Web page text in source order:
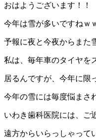
おはようございます！！
今年は雪が多いですねｗ
予報に夜と今夜からまた
私は、毎年車のタイヤを
居るんですが、今年に限
今年の雪には毎度悩まさ
いわき歯科医院には、ご
遠方からいらっしゃって